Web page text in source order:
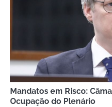
Mandatos em Risco:
Ocupação do Plenário